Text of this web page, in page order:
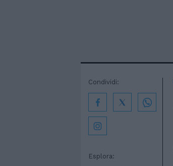
Esplora:
Condividi: